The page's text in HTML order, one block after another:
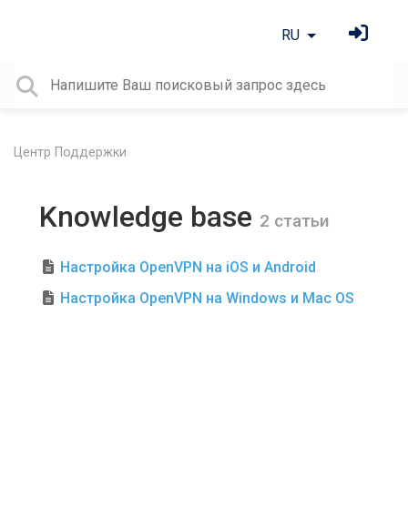
RU
Центр Поддержки
Knowledge base 2 статьи
Настройка OpenVPN на iOS и Android
Настройка OpenVPN на Windows и Mac OS